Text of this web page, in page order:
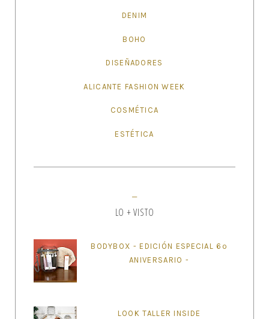
DENIM
BOHO
DISEÑADORES
ALICANTE FASHION WEEK
COSMÉTICA
ESTÉTICA
LO + VISTO
BODYBOX - EDICIÓN ESPECIAL 6º
ANIVERSARIO -
LOOK TALLER INSIDE